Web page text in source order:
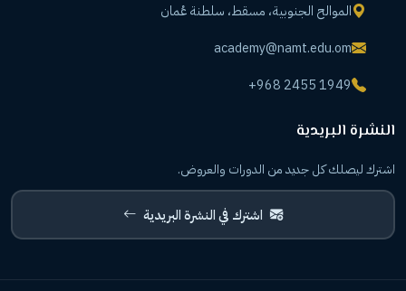
الموالح الجنوبية، مسقط، سلطنة عُمان
academy@namt.edu.om
+968 2455 1949
النشرة البريدية
اشترك ليصلك كل جديد من الدورات والعروض.
اشترك في النشرة البريدية